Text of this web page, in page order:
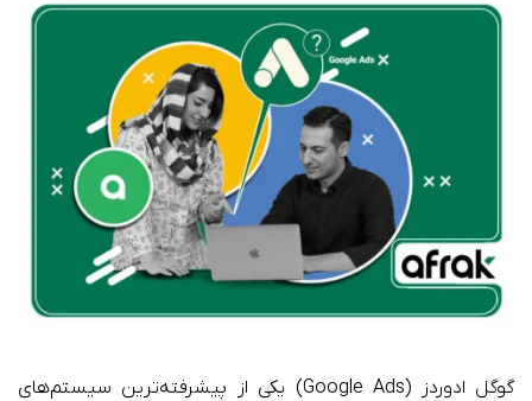
گوگل ادوردز (Google Ads) یکی از پیشرفته‌ترین سیستم‌های